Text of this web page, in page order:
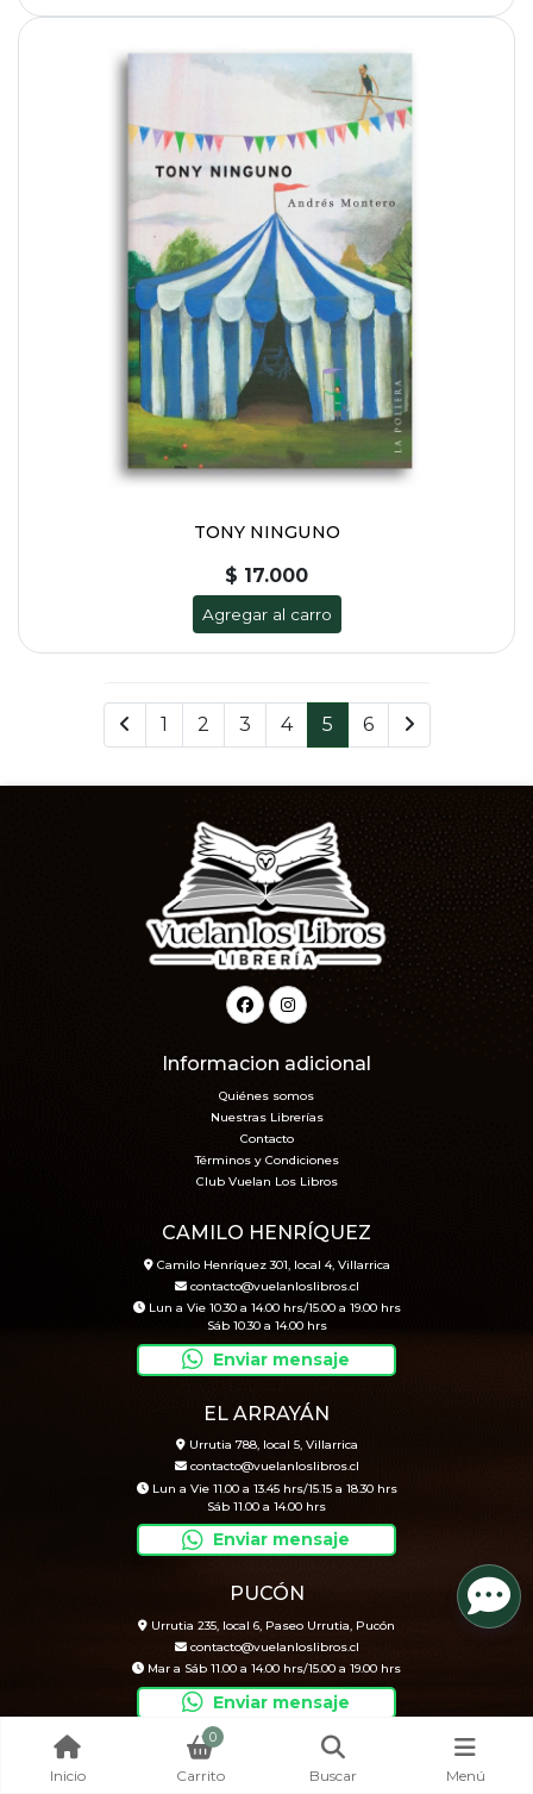
TONY NINGUNO
$ 17.000
Agregar al carro
1 2 3 4 5 6
Informacion adicional
Quiénes somos
Nuestras Librerías
Contacto
Términos y Condiciones
Club Vuelan Los Libros
CAMILO HENRÍQUEZ
Camilo Henríquez 301, local 4, Villarrica
contacto@vuelanloslibros.cl
Lun a Vie 10.30 a 14.00 hrs/15.00 a 19.00 hrs
Sáb 10.30 a 14.00 hrs
Enviar mensaje
EL ARRAYÁN
Urrutia 788, local 5, Villarrica
contacto@vuelanloslibros.cl
Lun a Vie 11.00 a 13.45 hrs/15.15 a 18.30 hrs
Sáb 11.00 a 14.00 hrs
Enviar mensaje
PUCÓN
Urrutia 235, local 6, Paseo Urrutia, Pucón
contacto@vuelanloslibros.cl
Mar a Sáb 11.00 a 14.00 hrs/15.00 a 19.00 hrs
Enviar mensaje
Inicio
0
Carrito Buscar Menú